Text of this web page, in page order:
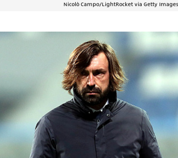
Nicolò Campo/LightRocket via Getty Images